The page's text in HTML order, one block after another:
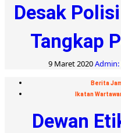
Desak
Tangkap
9 Maret 2020Admin:
Berita
Ikatan
Dewan